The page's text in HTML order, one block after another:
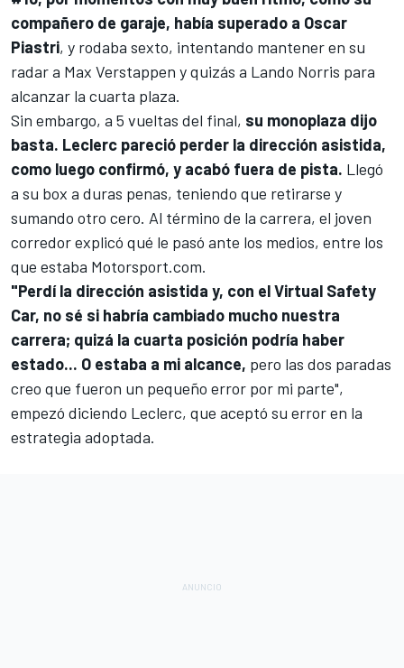
compañero de garaje, había superado a Oscar
Piastri, y rodaba sexto, intentando mantener en su
radar a Max Verstappen y quizás a Lando Norris para
alcanzar la cuarta plaza.
Sin embargo, a 5 vueltas del final, su monoplaza dijo
basta. Leclerc pareció perder la dirección asistida,
como luego confirmó, y acabó fuera de pista. Llegó
a su box a duras penas, teniendo que retirarse y
sumando otro cero. Al término de la carrera, el joven
corredor explicó qué le pasó ante los medios, entre los
que estaba Motorsport.com.
"Perdí la dirección asistida y, con el Virtual Safety
Car, no sé si habría cambiado mucho nuestra
carrera; quizá la cuarta posición podría haber
estado... O estaba a mi alcance, pero las dos paradas
creo que fueron un pequeño error por mi parte",
empezó diciendo Leclerc, que aceptó su error en la
estrategia adoptada.